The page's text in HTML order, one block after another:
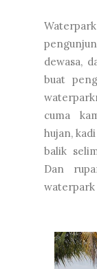
dewasa,
buat
cuma
hujan,
balik
Dan
waterpark